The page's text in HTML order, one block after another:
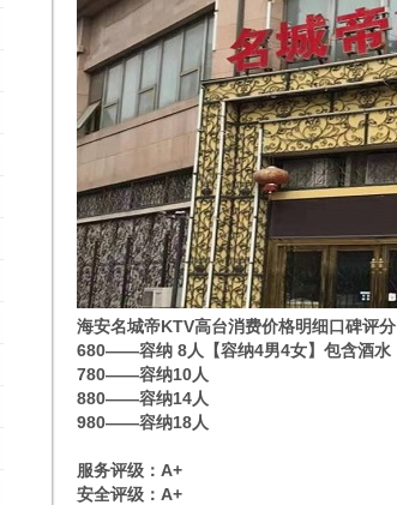
海安名城帝KTV高台消费价格明细口碑评分
680——容纳 8人【容纳4男4女】包含酒水
780——容纳10人
880——容纳14人
980——容纳18人
服务评级：A+
安全评级：A+